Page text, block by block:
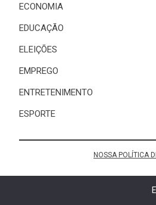
ECONOMIA
EDUCAÇÃO
ELEIÇÕES
EMPREGO
ENTRETENIMENTO
ESPORTE
NOSSA POLÍTICA